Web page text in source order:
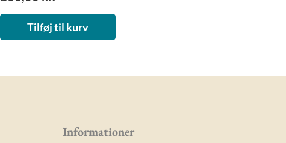
Tilføj til kurv
Informationer